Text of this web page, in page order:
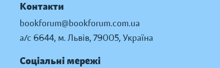
Контакти
bookforum@bookforum.com.ua
а/с 6644, м. Львів, 79005, Україна
Соціальні мережі